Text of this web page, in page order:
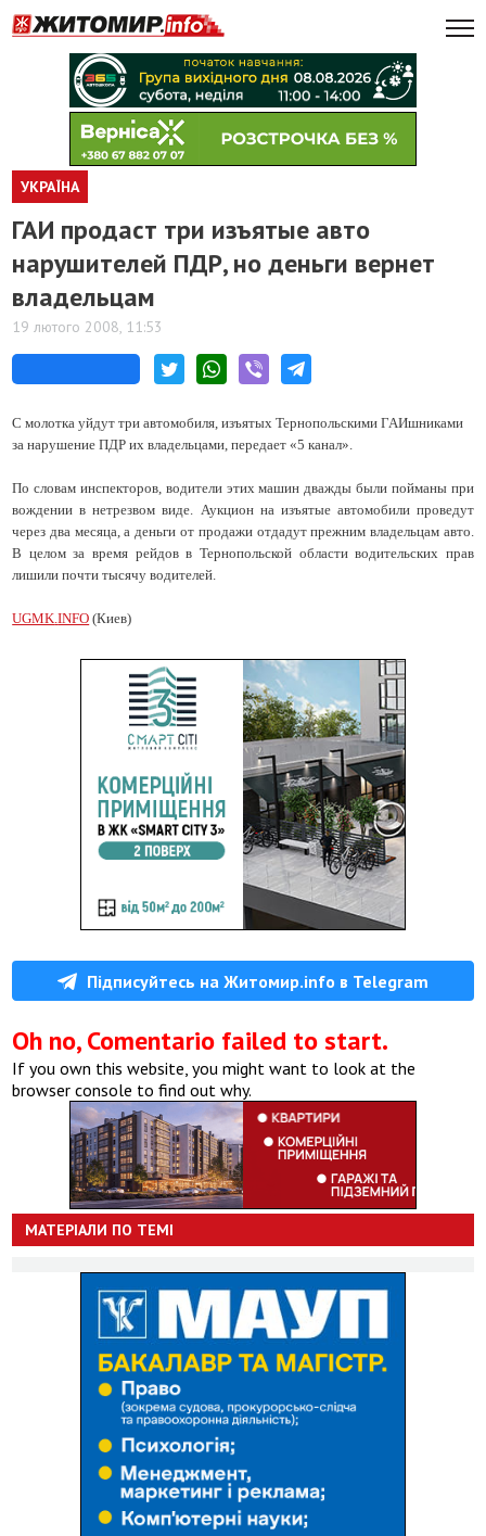
УКРАЇНА
ГАИ продаст три изъятые авто
нарушителей ПДР, но деньги вернет
владельцам
19 лютого 2008, 11:53
С молотка уйдут три автомобиля, изъятых Тернопольскими ГАИшниками
за нарушение ПДР их владельцами, передает «5 канал».
По словам инспекторов, водители этих машин дважды были пойманы при
вождении в нетрезвом виде. Аукцион на изъятые автомобили проведут
через два месяца, а деньги от продажи отдадут прежним владельцам авто.
В целом за время рейдов в Тернопольской области водительских прав
лишили почти тысячу водителей.
UGMK.INFO (Киев)
Підписуйтесь на Житомир.info в Telegram
Oh no, Comentario failed to start.
If you own this website, you might want to look at the
browser console to find out why.
МАТЕРІАЛИ ПО ТЕМІ